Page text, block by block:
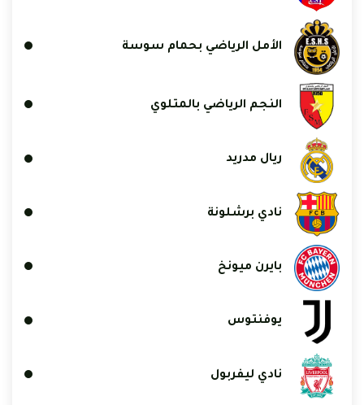
الأمل الرياضي بحمام سوسة
النجم الرياضي بالمتلوي
ريال مدريد
نادي برشلونة
بايرن ميونخ
يوفنتوس
نادي ليفربول